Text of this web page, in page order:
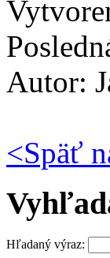
Autor:
<Späť
Hľadaný výraz: